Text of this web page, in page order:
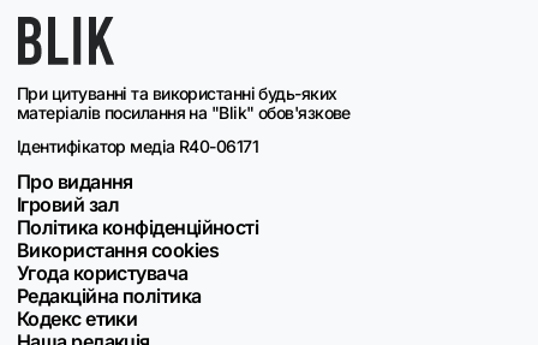
При цитуванні та використанні будь-яких
матеріалів посилання на "Blik" обов'язкове
Ідентифікатор медіа R40-06171
Про видання
Ігровий зал
Політика конфіденційності
Використання cookies
Угода користувача
Редакційна політика
Кодекс етики